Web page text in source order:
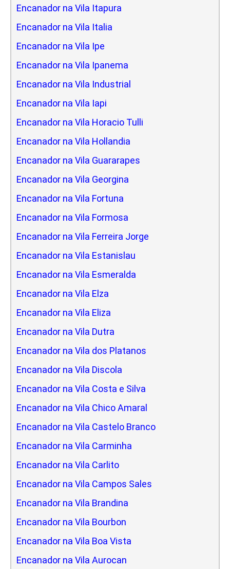
Encanador na Vila Itapura
Encanador na Vila Italia
Encanador na Vila Ipe
Encanador na Vila Ipanema
Encanador na Vila Industrial
Encanador na Vila Iapi
Encanador na Vila Horacio Tulli
Encanador na Vila Hollandia
Encanador na Vila Guararapes
Encanador na Vila Georgina
Encanador na Vila Fortuna
Encanador na Vila Formosa
Encanador na Vila Ferreira Jorge
Encanador na Vila Estanislau
Encanador na Vila Esmeralda
Encanador na Vila Elza
Encanador na Vila Eliza
Encanador na Vila Dutra
Encanador na Vila dos Platanos
Encanador na Vila Discola
Encanador na Vila Costa e Silva
Encanador na Vila Chico Amaral
Encanador na Vila Castelo Branco
Encanador na Vila Carminha
Encanador na Vila Carlito
Encanador na Vila Campos Sales
Encanador na Vila Brandina
Encanador na Vila Bourbon
Encanador na Vila Boa Vista
Encanador na Vila Aurocan